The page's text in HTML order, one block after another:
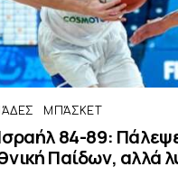
ΜΠΆΣΚΕΤ
84-89:
Παίδων, αλλά